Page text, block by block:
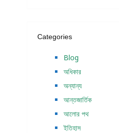
Categories
Blog
অধিকার
অন্যান্য
আন্তজার্তিক
আলোর পথ
ইতিহাস